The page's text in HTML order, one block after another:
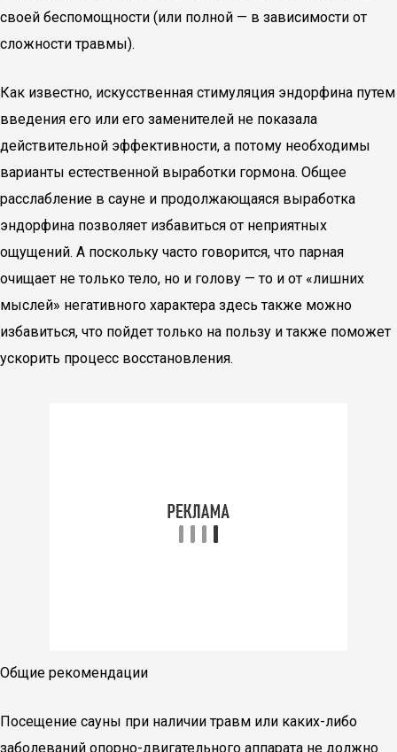
своей беспомощности (или полной — в зависимости от
сложности травмы).
Как известно, искусственная стимуляция эндорфина путем
введения его или его заменителей не показала
действительной эффективности, а потому необходимы
варианты естественной выработки гормона. Общее
расслабление в сауне и продолжающаяся выработка
эндорфина позволяет избавиться от неприятных
ощущений. А поскольку часто говорится, что парная
очищает не только тело, но и голову — то и от «лишних
мыслей» негативного характера здесь также можно
избавиться, что пойдет только на пользу и также поможет
ускорить процесс восстановления.
Общие рекомендации
Посещение сауны при наличии травм или каких-либо
заболеваний опорно-двигательного аппарата не должно